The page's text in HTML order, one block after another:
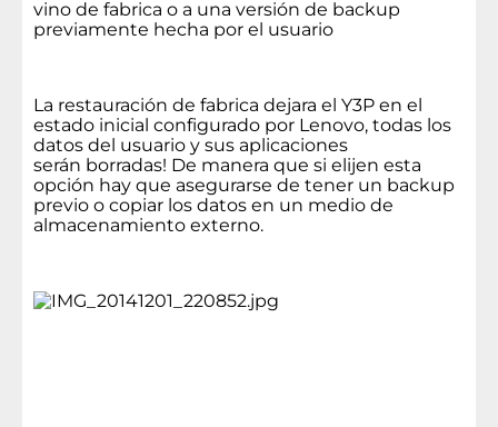
vino de fabrica o a una versión de backup
previamente hecha por el usuario
La restauración de fabrica dejara el Y3P en el
estado inicial configurado por Lenovo, todas los
datos del usuario y sus aplicaciones
serán borradas! De manera que si elijen esta
opción hay que asegurarse de tener un backup
previo o copiar los datos en un medio de
almacenamiento externo.